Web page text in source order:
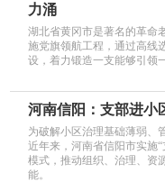
力涌
湖北省黄冈市是著名的革命
施党旗领航工程，通过高线
设，着力锻造一支能够引领
河南信阳：支部进小
为破解小区治理基础薄弱、
近年来，河南省信阳市实施
模式，推动组织、治理、资
能。